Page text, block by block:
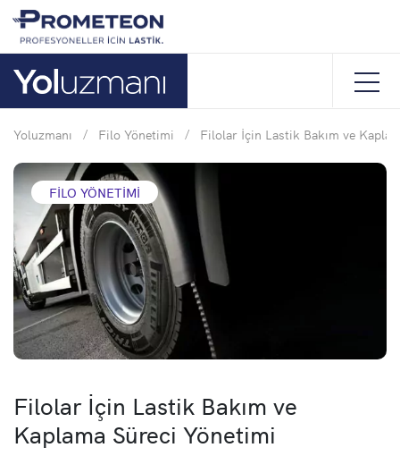
Yoluzmanı / Filo Yönetimi / Filolar İçin Lastik Bakım ve
FILO YÖNETIMI
Filolar İçin Lastik Bakım ve
Kaplama Süreci Yönetimi